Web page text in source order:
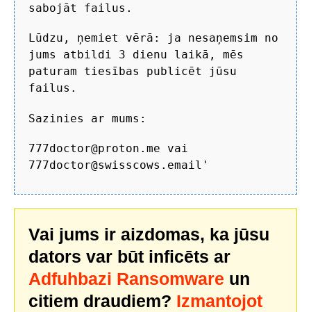
sabojāt failus.
Lūdzu, ņemiet vērā: ja nesaņemsim no
jums atbildi 3 dienu laikā, mēs
paturam tiesības publicēt jūsu
failus.
Sazinies ar mums:
777doctor@proton.me vai
777doctor@swisscows.email'
Vai jums ir aizdomas, ka jūsu
dators var būt inficēts ar
Adfuhbazi Ransomware un
citiem draudiem? Izmantojot